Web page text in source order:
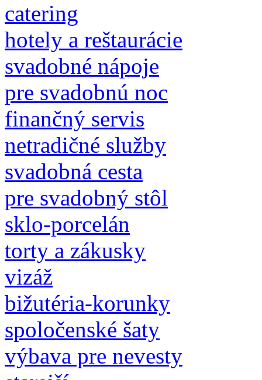
catering
hotely a reštaurácie
svadobné nápoje
pre svadobnú noc
finančný servis
netradičné služby
svadobná cesta
pre svadobný stôl
sklo-porcelán
torty a zákusky
vizáž
bižutéria-korunky
spoločenské šaty
výbava pre nevesty